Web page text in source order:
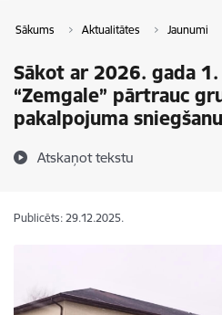
Sākums Aktualitātes Jaunumi
Sākot ar 2026. gada 1.
“Zemgale” pārtrauc
pakalpojuma sniegšanu
Atskaņot tekstu
Publicēts: 29.12.2025.